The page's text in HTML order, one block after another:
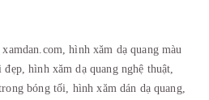
xamdan.com,hình xăm dạ quang màu
đẹp,hình xăm dạ quang nghệ thuật,
bóng tối, hình xăm dán dạ quang,